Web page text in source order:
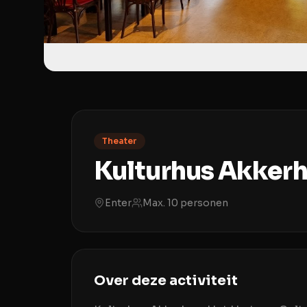
Theater
Kulturhus
Enter Max. 10 personen
Over deze activiteit